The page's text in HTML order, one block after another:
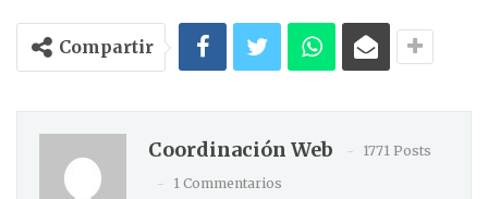
Compartir
Coordinación Web
1771 Posts
1 Commentarios